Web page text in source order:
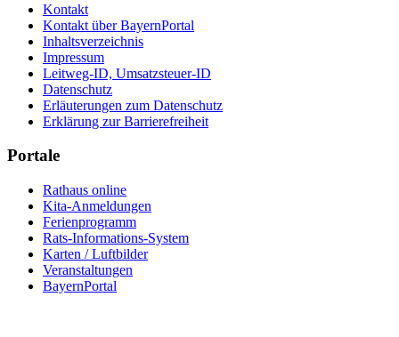
Kontakt
Kontakt über BayernPortal
Inhaltsverzeichnis
Impressum
Leitweg-ID, Umsatzsteuer-ID
Datenschutz
Erläuterungen zum Datenschutz
Erklärung zur Barrierefreiheit
Portale
Rathaus online
Kita-Anmeldungen
Ferienprogramm
Rats-Informations-System
Karten / Luftbilder
Veranstaltungen
BayernPortal